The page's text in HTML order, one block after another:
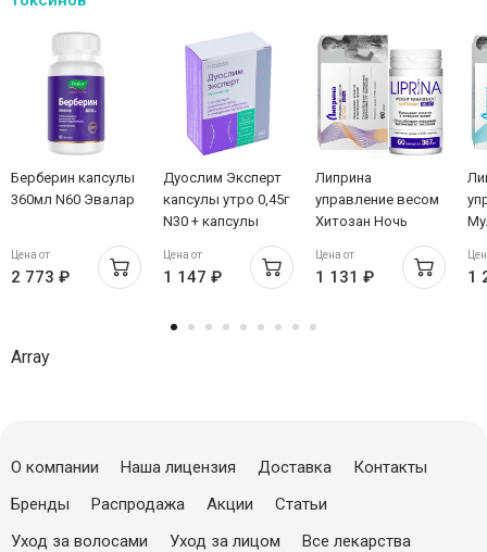
Берберин капсулы
360мл N60 Эвалар
Цена от
2 773 ₽
Дуослим Эксперт
капсулы утро 0,45г
N30 + капсулы
Цена от
1 147 ₽
Липрина
управление весом
Хитозан Ночь
капсулы 367мг N60
Цена от
1 131 ₽ 1
Array
О компании Наша лицензия Доставка
Контакты
Бренды
Распродажа Акции
Статьи
Уход за волосами
Уход за лицом
Все лекарства